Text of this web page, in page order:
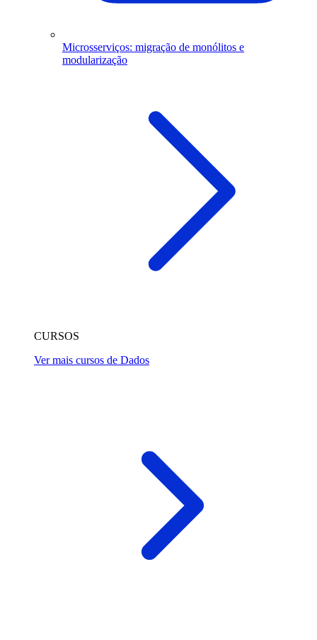
Microsserviços: migração de monólitos e
modularização
CURSOS
Ver mais cursos de Dados